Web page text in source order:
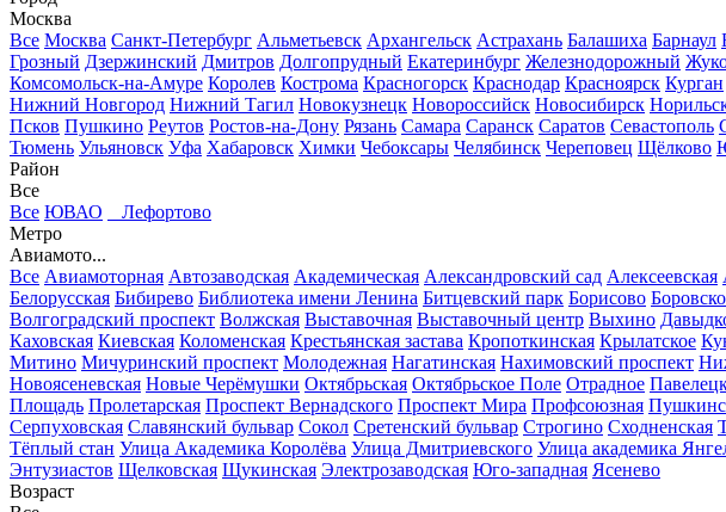
Москва
Все Москва Санкт-Петербург Альметьевск Архангельск Астрахань Балашиха Барнаул
Грозный Дзержинский Дмитров Долгопрудный Екатеринбург Железнодорожный
Комсомольск-на-Амуре Королев Кострома Красногорск Краснодар Красноярск Курган
Нижний Новгород Нижний Тагил Новокузнецк Новороссийск Новосибирск
Псков Пушкино Реутов Ростов-на-Дону Рязань Самара Саранск Саратов Севастополь
Тюмень Ульяновск Уфа Хабаровск Химки Чебоксары Челябинск Череповец Щёлково
Район
Все
Все ЮВАО
Лефортово
Метро
Авиамото...
Все Авиамоторная Автозаводская Академическая Александровский сад Алексеевская
Белорусская Бибирево Библиотека имени Ленина Битцевский парк Борисово
Волгоградский проспект Волжская Выставочная Выставочный центр Выхино
Каховская Киевская Коломенская Крестьянская застава Кропоткинская Крылатское
Митино Мичуринский проспект Молодежная Нагатинская Нахимовский проспект
Новоясеневская Новые Черёмушки Октябрьская Октябрьское Поле Отрадное
Площадь Пролетарская Проспект Вернадского Проспект Мира Профсоюзная
Серпуховская Славянский бульвар Сокол Сретенский бульвар Строгино Сходненская
Тёплый стан Улица Академика Королёва Улица Дмитриевского Улица академика
Энтузиастов Щелковская Щукинская Электрозаводская Юго-западная Ясенево
Возраст